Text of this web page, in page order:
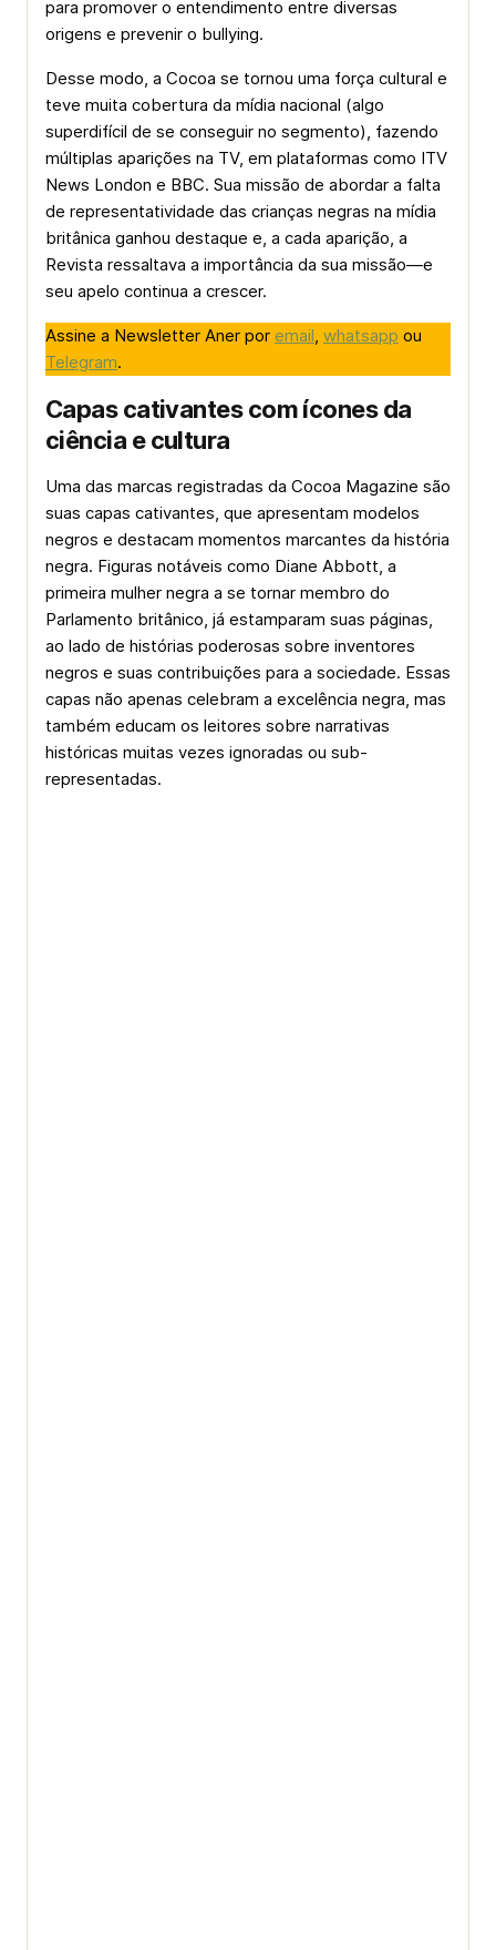
para promover o entendimento entre diversas
origens e prevenir o bullying.
Desse modo, a Cocoa se tornou uma força cultural e
teve muita cobertura da mídia nacional (algo
superdifícil de se conseguir no segmento), fazendo
múltiplas aparições na TV, em plataformas como ITV
News London e BBC. Sua missão de abordar a falta
de representatividade das crianças negras na mídia
britânica ganhou destaque e, a cada aparição, a
Revista ressaltava a importância da sua missão—e
seu apelo continua a crescer.
Assine a Newsletter Aner por email, whatsapp ou
Telegram.
Capas cativantes com ícones da
ciência e cultura
Uma das marcas registradas da Cocoa Magazine são
suas capas cativantes, que apresentam modelos
negros e destacam momentos marcantes da história
negra. Figuras notáveis como Diane Abbott, a
primeira mulher negra a se tornar membro do
Parlamento britânico, já estamparam suas páginas,
ao lado de histórias poderosas sobre inventores
negros e suas contribuições para a sociedade. Essas
capas não apenas celebram a excelência negra, mas
também educam os leitores sobre narrativas
históricas muitas vezes ignoradas ou sub-
representadas.